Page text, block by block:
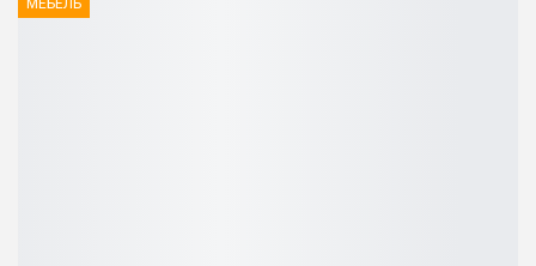
МЕБЕЛЬ